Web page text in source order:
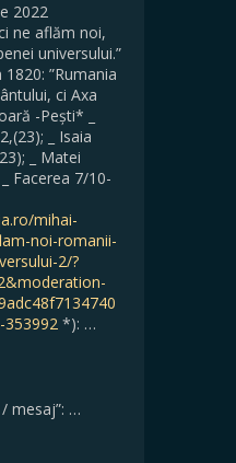
2022
ne aflăm noi,
universului.”
”Rumania
ci Axa
-Pești* _
_ Isaia
_ Matei
Facerea 7/10-
mihai-
noi-romanii-
2/?
*): …
mesaj”: …